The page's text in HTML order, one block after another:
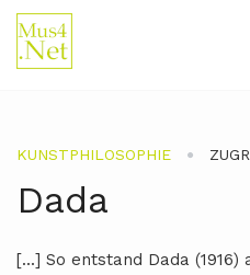
KUNSTPHILOSOPHIE
Dada
[...] So entstand Dada (1916)